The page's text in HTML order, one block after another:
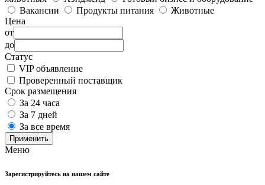
Вакансии
Продукты питания
Животные
Цена
от
до
Статус
VIP объявление
Проверенный поставщик
Срок размещения
За 24 часа
За 7 дней
За все время
Применить
Меню
Зарегистрируйтесь на нашем сайте